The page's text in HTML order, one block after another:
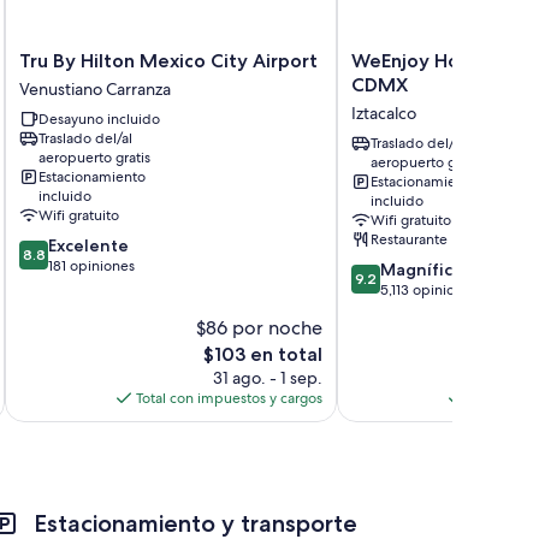
Tru
By
Hilton
Mexico
City
Airport
Venustiano
Carranza
Tru By Hilton Mexico City Airport
Venustiano Carranza
Desayuno incluido
Traslado del/al
aeropuerto gratis
Estacionamiento
incluido
Wifi gratuito
8.8
de
8.8 Excelente
181 opiniones
$86 por noche
El
precio
actual
es
$103 en total
31 ago. - 1 sep.
Total con impuestos y cargos
WeEnjoy
Hotels
CDMX
Iztacalco
WeEnjoy Hotels
CDMX
Iztacalco
Traslado del/al
aeropuerto gratis
Estacionamiento
incluido
Wifi gratuito
Restaurante
9.2
de
9.2 Magnífico
5,113 opiniones
Estacionamiento y transporte